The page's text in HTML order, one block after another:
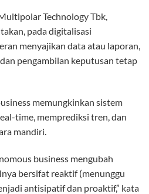
Technology Tbk,
pada digitalisasi
menyajikan data atau laporan,
pengambilan keputusan tetap
memungkinkan sistem
time, memprediksi tren, dan
mandiri.
business mengubah
bersifat reaktif (menunggu
antisipatif dan proaktif,” kata